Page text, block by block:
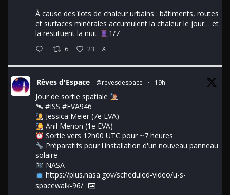
À cause des îlots de chaleur urbains : bâtiments, routes
et surfaces minérales accumulent la chaleur le jour… et
la restituent la nuit.
1/7
6 23 X
Rêves d'Espace @revesdespace · 19h
Jour de sortie spatiale
🛰 #ISS #EVA946
Jessica Meier (7e EVA)
Anil Menon (1e EVA)
Sortie vers 12h00 UTC pour ~7 heures
Préparatifs pour l'installation d'un nouveau panneau
solaire
NASA
https://plus.nasa.gov/scheduled-video/u-s-
spacewalk-96/